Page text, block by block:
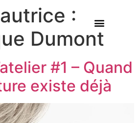
:
Dumont
#1 – Quand
existe déjà